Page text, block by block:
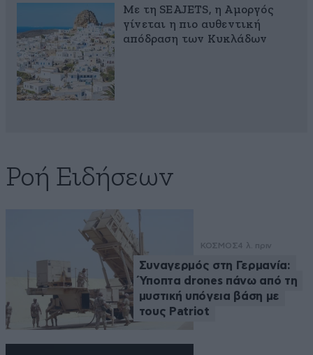
Με τη SEAJETS, η Αμοργός
γίνεται η πιο αυθεντική
απόδραση των Κυκλάδων
Ροή Ειδήσεων
ΚΟΣΜΟΣ4 λ. πριν
Συναγερμός στη Γερμανία:
Ύποπτα drones πάνω από τη
μυστική υπόγεια βάση με
τους Patriot